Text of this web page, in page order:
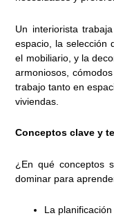
Un interiorista
espacio, la selección
el mobiliario, y la
armoniosos,
trabajo tanto en
viviendas.
Conceptos clave y
¿En qué conceptos
dominar para
La